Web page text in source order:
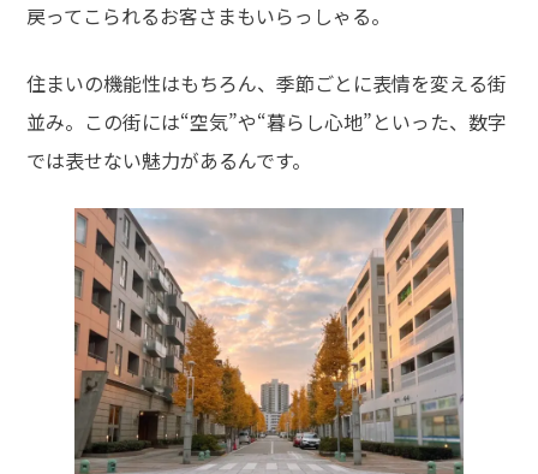
戻ってこられるお客さまもいらっしゃる。
住まいの機能性はもちろん、季節ごとに表情を変える街
並み。この街には“空気”や“暮らし心地”といった、数字
では表せない魅力があるんです。